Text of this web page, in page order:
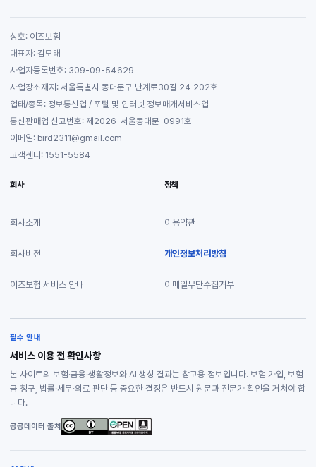
상호: 이즈보험
대표자: 김모래
사업자등록번호: 309-09-54629
사업장소재지: 서울특별시 동대문구 난계로30길 24 202호
업태/종목: 정보통신업 / 포털 및 인터넷 정보매개서비스업
통신판매업 신고번호: 제2026-서울동대문-0991호
이메일: bird2311@gmail.com
고객센터: 1551-5584
회사
회사소개
회사비전
이즈보험 서비스 안내
정책
이용약관
개인정보처리방침
이메일무단수집거부
필수 안내
서비스 이용 전 확인사항
본 사이트의 보험·금융·생활정보와 AI 생성 결과는 참고용 정보입니다. 보험 가입, 보험
금 청구, 법률·세무·의료 판단 등 중요한 결정은 반드시 원문과 전문가 확인을 거쳐야 합
니다.
공공데이터 출처